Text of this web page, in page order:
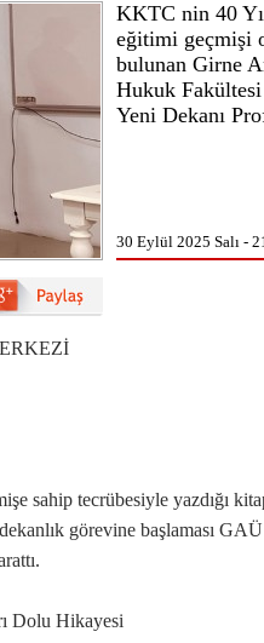
KKTC nin 40
eğitimi geçmişi
bulunan Girne
Hukuk
Yeni Dekanı
30 Eylül 2025 Salı -
sahip tecrübesiyle yazdığı
görevine başlaması
Dolu Hikayesi